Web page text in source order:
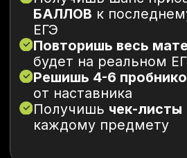
Выбрать
3 предмета
24 000₽ 13 799₽за весь курс